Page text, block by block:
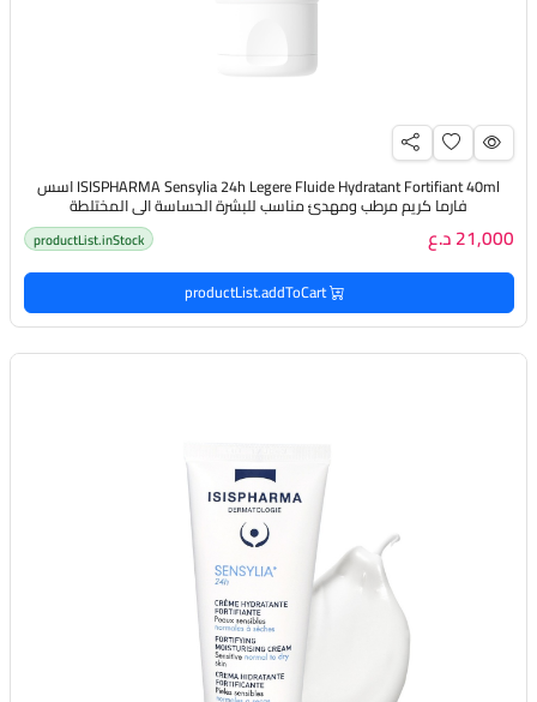
ISISPHARMA Sensylia 24h Legere Fluide Hydratant Fortifiant 40ml اسس
فارما كريم مرطب ومهدئ مناسب للبشرة الحساسة الى المختلطة
21,000 د.ع productList.inStock
productList.addToCart